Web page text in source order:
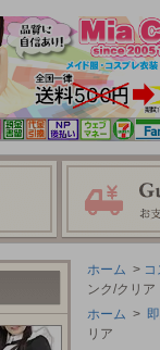
ホーム >
ンク/クリア
ホーム >
リア